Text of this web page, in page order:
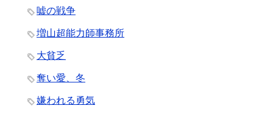
嘘の戦争
増山超能力師事務所
大貧乏
奪い愛、冬
嫌われる勇気